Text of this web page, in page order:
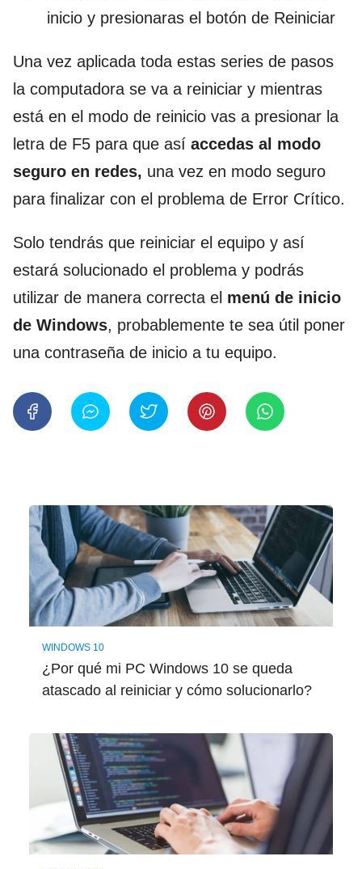
inicio y presionaras el botón de Reiniciar
Una vez aplicada toda estas series de pasos
la computadora se va a reiniciar y mientras
está en el modo de reinicio vas a presionar la
letra de F5 para que así accedas al modo
seguro en redes, una vez en modo seguro
para finalizar con el problema de Error Crítico.
Solo tendrás que reiniciar el equipo y así
estará solucionado el problema y podrás
utilizar de manera correcta el menú de inicio
de Windows, probablemente te sea útil poner
una contraseña de inicio a tu equipo.
WINDOWS 10
¿Por qué mi PC Windows 10 se queda
atascado al reiniciar y cómo solucionarlo?